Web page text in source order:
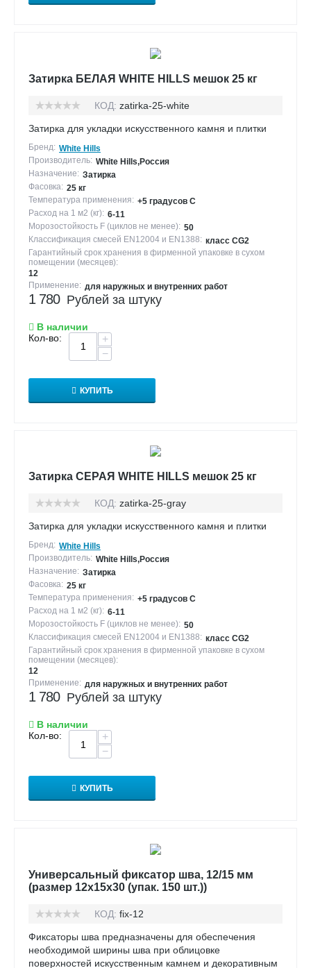
Затирка БЕЛАЯ WHITE HILLS мешок 25 кг
КОД: zatirka-25-white
Затирка для укладки искусственного камня и плитки
Бренд: White Hills
Производитель: White Hills,Россия
Назначение: Затирка
Фасовка: 25 кг
Температура применения: +5 градусов С
Расход на 1 м2 (кг): 6-11
Морозостойкость F (циклов не менее): 50
Классификация смесей EN12004 и EN1388: класс CG2
Гарантийный срок хранения в фирменной упаковке в сухом
помещении (месяцев):
12
Применение: для наружных и внутренних работ
1 780 Рублей за штуку
В наличии
Кол-во:
+
−
КУПИТЬ
Затирка СЕРАЯ WHITE HILLS мешок 25 кг
КОД: zatirka-25-gray
Затирка для укладки искусственного камня и плитки
Бренд: White Hills
Производитель: White Hills,Россия
Назначение: Затирка
Фасовка: 25 кг
Температура применения: +5 градусов С
Расход на 1 м2 (кг): 6-11
Морозостойкость F (циклов не менее): 50
Классификация смесей EN12004 и EN1388: класс CG2
Гарантийный срок хранения в фирменной упаковке в сухом
помещении (месяцев):
12
Применение: для наружных и внутренних работ
1 780 Рублей за штуку
В наличии
Кол-во:
+
−
КУПИТЬ
Универсальный фиксатор шва, 12/15 мм
(размер 12х15х30 (упак. 150 шт.))
КОД: fix-12
Фиксаторы шва предназначены для обеспечения
необходимой ширины шва при облицовке
поверхностей искусственным камнем и декоративным